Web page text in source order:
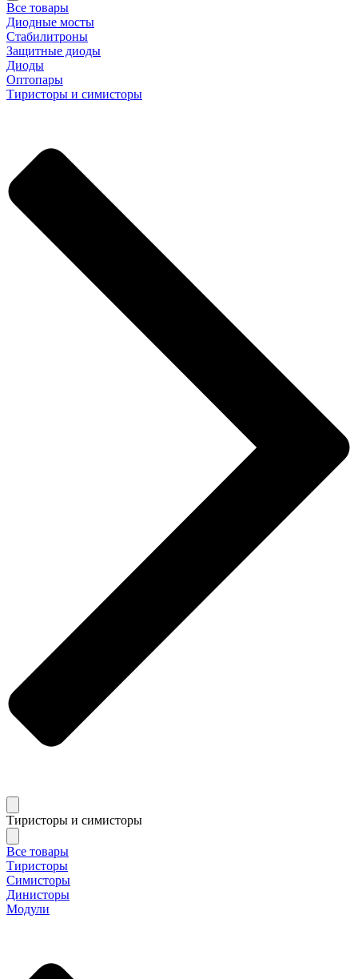
Все товары
Диодные мосты
Стабилитроны
Защитные диоды
Диоды
Оптопары
Тиристоры и симисторы
Тиристоры и симисторы
Все товары
Тиристоры
Симисторы
Динисторы
Модули